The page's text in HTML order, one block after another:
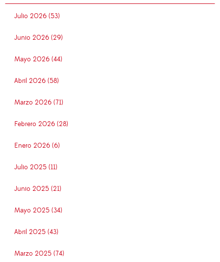
Julio 2026 (53)
Junio 2026 (29)
Mayo 2026 (44)
Abril 2026 (58)
Marzo 2026 (71)
Febrero 2026 (28)
Enero 2026 (6)
Julio 2025 (11)
Junio 2025 (21)
Mayo 2025 (34)
Abril 2025 (43)
Marzo 2025 (74)